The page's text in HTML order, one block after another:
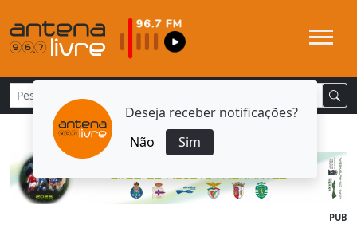
Deseja receber notificações?
Não
Sim
PUB